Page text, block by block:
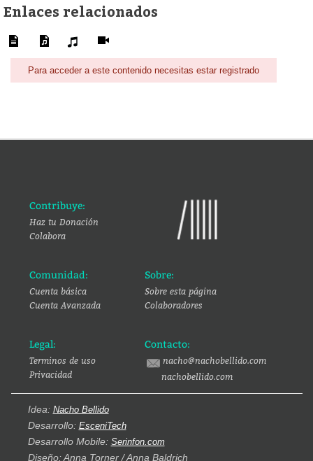
Enlaces relacionados
Para acceder a este contenido necesitas estar registrado
Contribuye:
Haz tu Donación
Colabora
Comunidad:
Cuenta básica
Cuenta Avanzada
Sobre:
Sobre esta página
Colaboradores
Legal:
Terminos de uso
Privacidad
Contacto:
nacho@nachobellido.com
nachobellido.com
Idea: Nacho Bellido
Desarrollo: EsceniTech
Desarrollo Mobile: Serinfon.com
Diseño: Anna Torner / Anna Baldrich